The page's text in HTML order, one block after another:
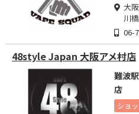
大
川
06-
48style Japan 大阪アメ村店
難波
店
ショ